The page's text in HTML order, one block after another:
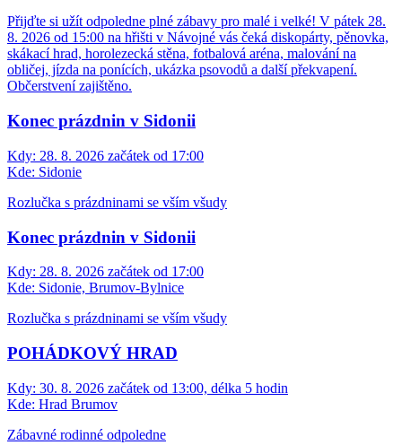
Přijďte si užít odpoledne plné zábavy pro malé i velké! V pátek 28.
8. 2026 od 15:00 na hřišti v Návojné vás čeká diskopárty, pěnovka,
skákací hrad, horolezecká stěna, fotbalová aréna, malování na
obličej, jízda na ponících, ukázka psovodů a další překvapení.
Občerstvení zajištěno.
Konec prázdnin v Sidonii
Kdy: 28. 8. 2026 začátek od 17:00
Kde: Sidonie
Rozlučka s prázdninami se vším všudy
Konec prázdnin v Sidonii
Kdy: 28. 8. 2026 začátek od 17:00
Kde: Sidonie, Brumov-Bylnice
Rozlučka s prázdninami se vším všudy
POHÁDKOVÝ HRAD
Kdy: 30. 8. 2026 začátek od 13:00, délka 5 hodin
Kde: Hrad Brumov
Zábavné rodinné odpoledne